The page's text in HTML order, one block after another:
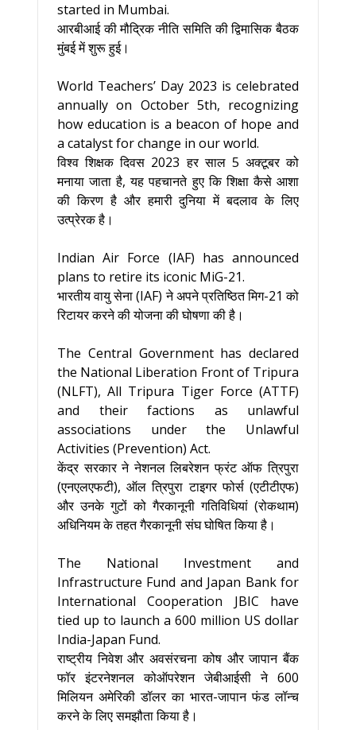
started in Mumbai.
आरबीआई की मौद्रिक नीति समिति की द्विमासिक बैठक
मुंबई में शुरू हुई।
World Teachers’ Day 2023 is celebrated
annually on October 5th, recognizing
how education is a beacon of hope and
a catalyst for change in our world.
विश्व शिक्षक दिवस 2023 हर साल 5 अक्टूबर को
मनाया जाता है, यह पहचानते हुए कि शिक्षा कैसे आशा
की किरण है और हमारी दुनिया में बदलाव के लिए
उत्प्रेरक है।
Indian Air Force (IAF) has announced
plans to retire its iconic MiG-21.
भारतीय वायु सेना (IAF) ने अपने प्रतिष्ठित मिग-21 को
रिटायर करने की योजना की घोषणा की है।
The Central Government has declared
the National Liberation Front of Tripura
(NLFT), All Tripura Tiger Force (ATTF)
and their factions as unlawful
associations under the Unlawful
Activities (Prevention) Act.
केंद्र सरकार ने नेशनल लिबरेशन फ्रंट ऑफ त्रिपुरा
(एनएलएफटी), ऑल त्रिपुरा टाइगर फोर्स (एटीटीएफ)
और उनके गुटों को गैरकानूनी गतिविधियां (रोकथाम)
अधिनियम के तहत गैरकानूनी संघ घोषित किया है।
The National Investment and
Infrastructure Fund and Japan Bank for
International Cooperation JBIC have
tied up to launch a 600 million US dollar
India-Japan Fund.
राष्ट्रीय निवेश और अवसंरचना कोष और जापान बैंक
फॉर इंटरनेशनल कोऑपरेशन जेबीआईसी ने 600
मिलियन अमेरिकी डॉलर का भारत-जापान फंड लॉन्च
करने के लिए समझौता किया है।